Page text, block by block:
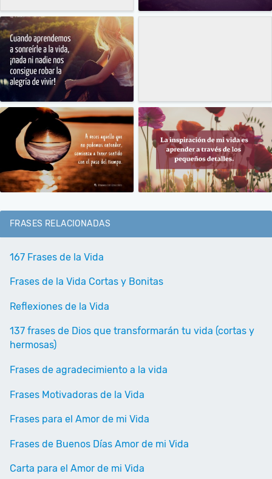
FRASES RELACIONADAS
167 Frases de la Vida
Frases de la Vida Cortas y Bonitas
Reflexiones de la Vida
137 frases de Dios que transformarán tu vida (cortas y
hermosas)
Frases de agradecimiento a la vida
Frases Motivadoras de la Vida
Frases para el Amor de mi Vida
Frases de Buenos Días Amor de mi Vida
Carta para el Amor de mi Vida